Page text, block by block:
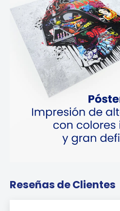
Reseñas de Clientes